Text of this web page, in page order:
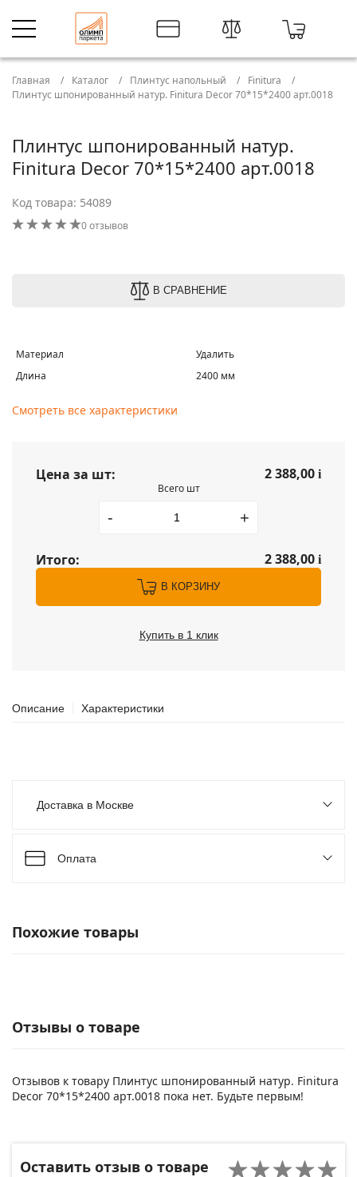
Главная Каталог Плинтус напольный
Finitura
Плинтус шпонированный натур. Finitura Decor 70*15*2400 арт.0018
Плинтус шпонированный натур.
Finitura Decor 70*15*2400 арт.0018
Код товара: 54089
0 отзывов
В СРАВНЕНИЕ
Материал
Удалить
Длина
2400 мм
Смотреть все характеристики
Цена за шт: 2 388,00 i
Всего шт
- +
Итого: 2 388,00 i
В КОРЗИНУ
Купить в 1 клик
Описание Характеристики
Доставка в Москве
Оплата
Похожие товары
Отзывы о товаре
Отзывов к товару Плинтус шпонированный натур. Finitura
Decor 70*15*2400 арт.0018 пока нет. Будьте первым!
Оставить отзыв о товаре